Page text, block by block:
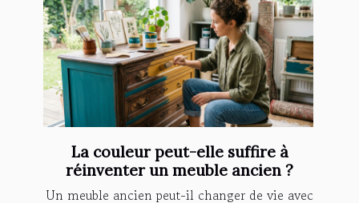
La couleur peut-elle suffire à
réinventer un meuble ancien ?
Un meuble ancien peut-il changer de vie avec